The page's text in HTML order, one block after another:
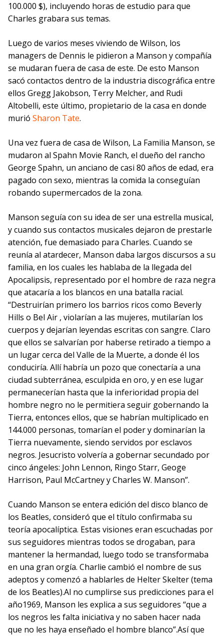
100.000 $), incluyendo horas de estudio para que
Charles grabara sus temas.
Luego de varios meses viviendo de Wilson, los
managers de Dennis le pidieron a Manson y compañía
se mudaran fuera de casa de este. De esto Manson
sacó contactos dentro de la industria discográfica entre
ellos Gregg Jakobson, Terry Melcher, and Rudi
Altobelli, este último, propietario de la casa en donde
murió Sharon Tate.
Una vez fuera de casa de Wilson, La Familia Manson, se
mudaron al Spahn Movie Ranch, el dueño del rancho
George Spahn, un anciano de casi 80 años de edad, era
pagado con sexo, mientras la comida la conseguían
robando supermercados de la zona.
Manson seguía con su idea de ser una estrella musical,
y cuando sus contactos musicales dejaron de prestarle
atención, fue demasiado para Charles. Cuando se
reunía al atardecer, Manson daba largos discursos a su
familia, en los cuales les hablaba de la llegada del
Apocalipsis, representado por el hombre de raza negra
que atacaría a los blancos en una batalla racial.
“Destruirían primero los barrios ricos como Beverly
Hills o Bel Air , violarían a las mujeres, mutilarían los
cuerpos y dejarían leyendas escritas con sangre. Claro
que ellos se salvarían por haberse retirado a tiempo a
un lugar cerca del Valle de la Muerte, a donde él los
conduciría. Allí habría un pozo que conectaría a una
ciudad subterránea, esculpida en oro, y en ese lugar
permanecerían hasta que la inferioridad propia del
hombre negro no le permitiera seguir gobernando la
Tierra, entonces ellos, que se habrían multiplicado en
144.000 personas, tomarían el poder y dominarían la
Tierra nuevamente, siendo servidos por esclavos
negros. Jesucristo volvería a gobernar secundado por
cinco ángeles: John Lennon, Ringo Starr, Geoge
Harrison, Paul McCartney y Charles W. Manson”.
Cuando Manson se entera edición del disco blanco de
los Beatles, consideró que el título confirmaba su
teoría apocalíptica. Estas visiones eran escuchadas por
sus seguidores mientras todos se drogaban, para
mantener la hermandad, luego todo se transformaba
en una gran orgía. Charlie cambió el nombre de sus
adeptos y comenzó a hablarles de Helter Skelter (tema
de los Beatles).Al no cumplirse sus predicciones para el
año1969, Manson les explica a sus seguidores “que a
los negros les falta iniciativa y no saben hacer nada
que no les haya enseñado el hombre blanco”.Así que